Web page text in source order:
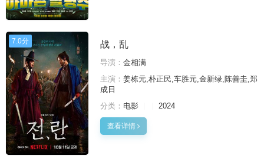
7.0分 战，乱
导演： 金相满
主演： 姜栋元,朴正民,车胜元,金新绿,陈善圭,郑
成日
分类： 电影 2024
查看详情